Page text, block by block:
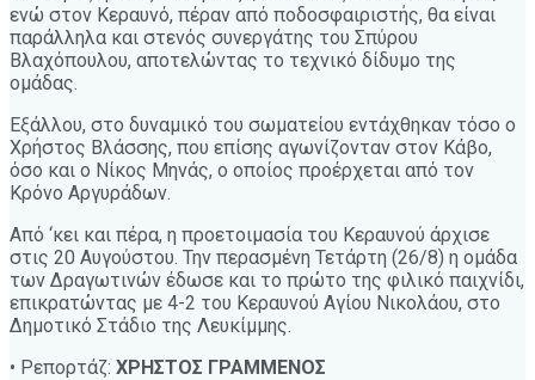
ενώ στον Κεραυνό, πέραν από ποδοσφαιριστής, θα είναι
παράλληλα και στενός συνεργάτης του Σπύρου
Βλαχόπουλου, αποτελώντας το τεχνικό δίδυμο της
ομάδας.
Εξάλλου, στο δυναμικό του σωματείου εντάχθηκαν τόσο ο
Χρήστος Βλάσσης, που επίσης αγωνίζονταν στον Κάβο,
όσο και ο Νίκος Μηνάς, ο οποίος προέρχεται από τον
Κρόνο Αργυράδων.
Από ‘κει και πέρα, η προετοιμασία του Κεραυνού άρχισε
στις 20 Αυγούστου. Την περασμένη Τετάρτη (26/8) η ομάδα
των Δραγωτινών έδωσε και το πρώτο της φιλικό παιχνίδι,
επικρατώντας με 4-2 του Κεραυνού Αγίου Νικολάου, στο
Δημοτικό Στάδιο της Λευκίμμης.
• Ρεπορτάζ: ΧΡΗΣΤΟΣ ΓΡΑΜΜΕΝΟΣ